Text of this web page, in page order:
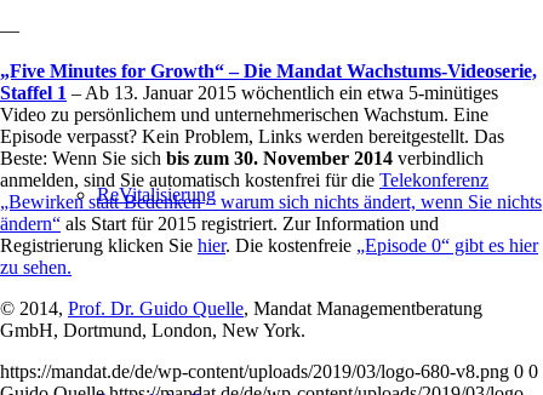
ReVitalisierung
—
„Five Minutes for Growth“ – Die Mandat Wachstums-Videoserie,
Staffel 1 – Ab 13. Januar 2015 wöchentlich ein etwa 5-minütiges
Video zu persönlichem und unternehmerischen Wachstum. Eine
Episode verpasst? Kein Problem, Links werden bereitgestellt. Das
Beste: Wenn Sie sich bis zum 30. November 2014 verbindlich
anmelden, sind Sie automatisch kostenfrei für die Telekonferenz
„Bewirken statt Bedenken – warum sich nichts ändert, wenn Sie nichts
ändern“ als Start für 2015 registriert. Zur Information und
Registrierung klicken Sie hier. Die kostenfreie „Episode 0“ gibt es hier
zu sehen.
© 2014, Prof. Dr. Guido Quelle, Mandat Managementberatung
GmbH, Dortmund, London, New York.
https://mandat.de/de/wp-content/uploads/2019/03/logo-680-v8.png 0 0